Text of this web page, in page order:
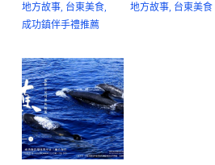
地方故事, 台東美食,
成功鎮伴手禮推薦
地方故事, 台東美食